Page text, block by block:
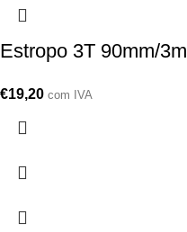
Estropo 3T 90mm/3m
€19,20 com IVA